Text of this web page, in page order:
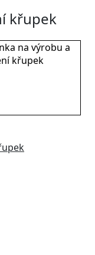
křupek